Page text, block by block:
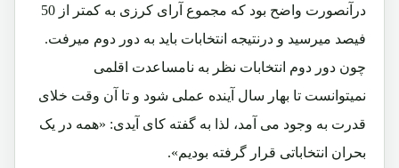
درآنصورت واضح بود که مجموع آرای کرزی به کمتر از 50
فیصد میرسید و درنتیجه انتخابات باید به دور دوم میرفت.
چون دور دوم انتخابات نظر به نامساعدت اقلمی
نمیتوانست تا بهار سال آینده عملی شود و تا آن وقت خلای
قدرت به وجود می آمد، لذا به گفته کای آیدی: «همه در یک
بحران انتخاباتی قرار گرفته بودیم».